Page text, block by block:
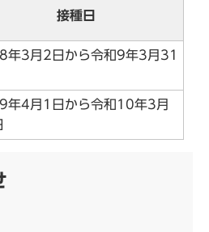
接種日
年3月2日から令和9年3月31
年4月1日から令和10年3月